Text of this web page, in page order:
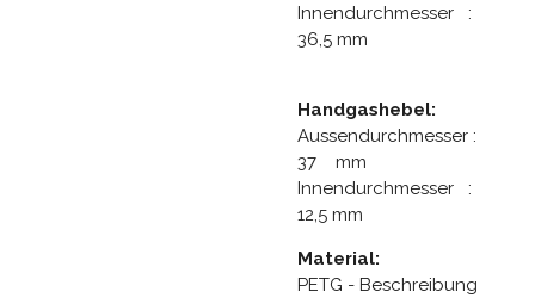
Innendurchmesser :
36,5 mm
Handgashebel:
Aussendurchmesser :
37 mm
Innendurchmesser :
12,5 mm
Material:
PETG - Beschreibung